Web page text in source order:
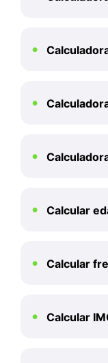
Calcular
Calcular
Calcular